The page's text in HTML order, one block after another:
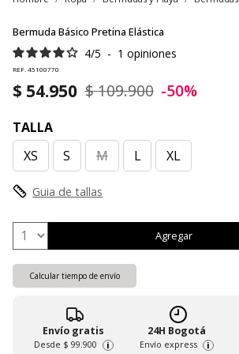
Bermuda Básico Pretina Elástica
4/5 - 1 opiniones
REF. 45100770
$ 54.950 $ 109.900 -50%
TALLA
XS
S M L XL
Guia de tallas
Agregar
Calcular tiempo de envío
Envío gratis
Desde $ 99.900 i
24H Bogotá
Envío express i